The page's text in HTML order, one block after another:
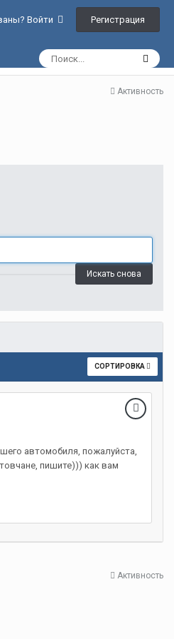
Войти Регистрация
Активность
Искать снова
СОРТИРОВКА
автомобиля, пожалуйста,
пишите))) как вам
Активность